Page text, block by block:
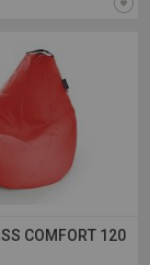
COMFORT 120